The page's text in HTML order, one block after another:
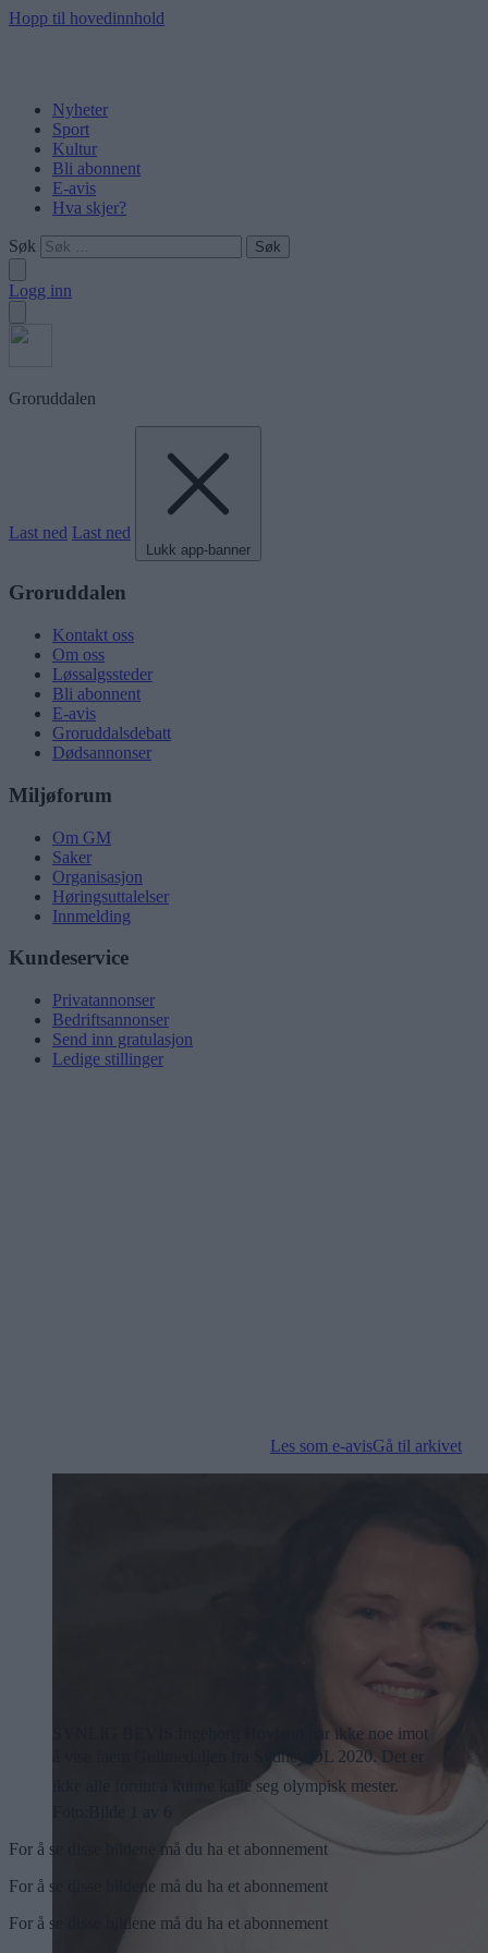
Hopp til hovedinnhold
Nyheter
Sport
Kultur
Bli abonnent
E-avis
Hva skjer?
Søk
Logg inn
Groruddalen
Last ned Last ned
Lukk app-banner
Groruddalen
Kontakt oss
Om oss
Løssalgssteder
Bli abonnent
E-avis
Groruddalsdebatt
Dødsannonser
Miljøforum
Om GM
Saker
Organisasjon
Høringsuttalelser
Innmelding
Kundeservice
Privatannonser
Bedriftsannonser
Send inn gratulasjon
Ledige stillinger
Les som e-avisGå til arkivet
SYNLIG BEVIS:Ingeborg Hovland har ikke noe imot
å vise faem Gullmedaljen fra Sydney OL 2020. Det er
ikke alle forunt å kunne kalle seg olympisk mester.
For å se disse bildene må du ha et abonnement
For å se disse bildene må du ha et abonnement
For å se disse bildene må du ha et abonnement